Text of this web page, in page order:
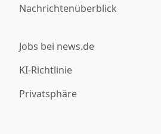
Nachrichtenüberblick
Jobs bei news.de
KI-Richtlinie
Privatsphäre